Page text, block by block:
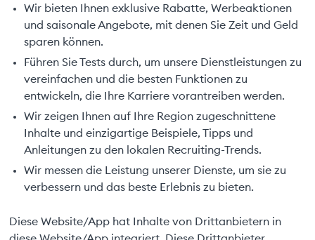
Wir bieten Ihnen exklusive Rabatte, Werbeaktionen
und saisonale Angebote, mit denen Sie Zeit und Geld
sparen können.
Führen Sie Tests durch, um unsere Dienstleistungen zu
vereinfachen und die besten Funktionen zu
entwickeln, die Ihre Karriere vorantreiben werden.
Wir zeigen Ihnen auf Ihre Region zugeschnittene
Inhalte und einzigartige Beispiele, Tipps und
Anleitungen zu den lokalen Recruiting-Trends.
Wir messen die Leistung unserer Dienste, um sie zu
verbessern und das beste Erlebnis zu bieten.
Diese Website/App hat Inhalte von Drittanbietern in